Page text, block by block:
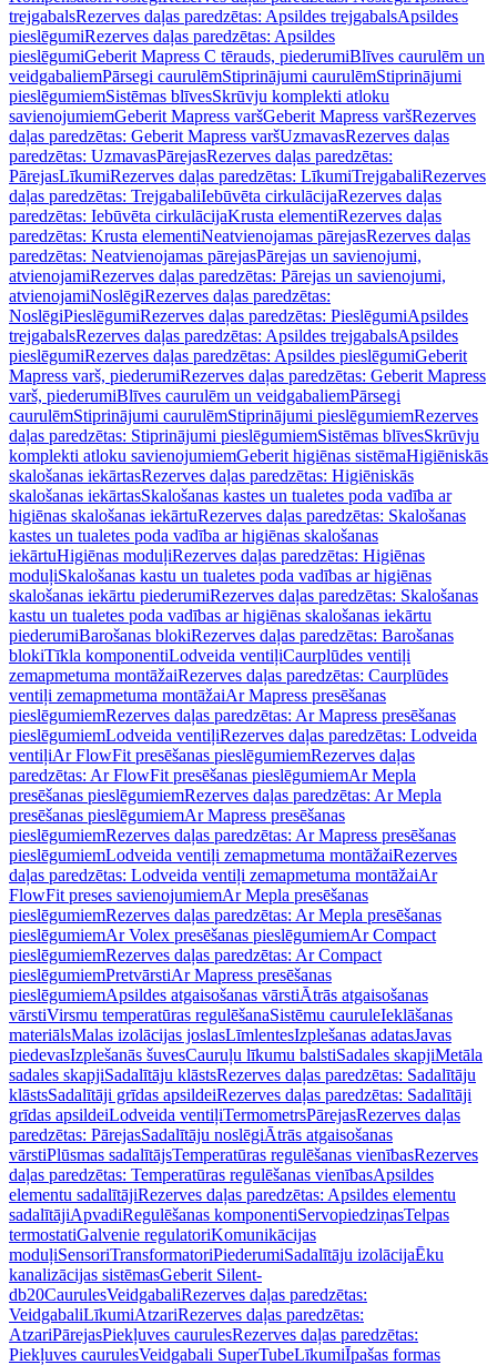
trejgabalsRezerves daļas paredzētas: Apsildes trejgabalsApsildes
pieslēgumiRezerves daļas paredzētas: Apsildes
pieslēgumiGeberit Mapress C tērauds, piederumiBlīves caurulēm un
veidgabaliemPārsegi caurulēmStiprinājumi caurulēmStiprinājumi
pieslēgumiemSistēmas blīvesSkrūvju komplekti atloku
savienojumiemGeberit Mapress varšGeberit Mapress varšRezerves
daļas paredzētas: Geberit Mapress varšUzmavasRezerves daļas
paredzētas: UzmavasPārejasRezerves daļas paredzētas:
PārejasLīkumiRezerves daļas paredzētas: LīkumiTrejgabaliRezerves
daļas paredzētas: TrejgabaliIebūvēta cirkulācijaRezerves daļas
paredzētas: Iebūvēta cirkulācijaKrusta elementiRezerves daļas
paredzētas: Krusta elementiNeatvienojamas pārejasRezerves daļas
paredzētas: Neatvienojamas pārejasPārejas un savienojumi,
atvienojamiRezerves daļas paredzētas: Pārejas un savienojumi,
atvienojamiNoslēgiRezerves daļas paredzētas:
NoslēgiPieslēgumiRezerves daļas paredzētas: PieslēgumiApsildes
trejgabalsRezerves daļas paredzētas: Apsildes trejgabalsApsildes
pieslēgumiRezerves daļas paredzētas: Apsildes pieslēgumiGeberit
Mapress varš, piederumiRezerves daļas paredzētas: Geberit Mapress
varš, piederumiBlīves caurulēm un veidgabaliemPārsegi
caurulēmStiprinājumi caurulēmStiprinājumi pieslēgumiemRezerves
daļas paredzētas: Stiprinājumi pieslēgumiemSistēmas blīvesSkrūvju
komplekti atloku savienojumiemGeberit higiēnas sistēmaHigiēniskās
skalošanas iekārtasRezerves daļas paredzētas: Higiēniskās
skalošanas iekārtasSkalošanas kastes un tualetes poda vadība ar
higiēnas skalošanas iekārtuRezerves daļas paredzētas: Skalošanas
kastes un tualetes poda vadība ar higiēnas skalošanas
iekārtuHigiēnas moduļiRezerves daļas paredzētas: Higiēnas
moduļiSkalošanas kastu un tualetes poda vadības ar higiēnas
skalošanas iekārtu piederumiRezerves daļas paredzētas: Skalošanas
kastu un tualetes poda vadības ar higiēnas skalošanas iekārtu
piederumiBarošanas blokiRezerves daļas paredzētas: Barošanas
blokiTīkla komponentiLodveida ventiļiCaurplūdes ventiļi
zemapmetuma montāžaiRezerves daļas paredzētas: Caurplūdes
ventiļi zemapmetuma montāžaiAr Mapress presēšanas
pieslēgumiemRezerves daļas paredzētas: Ar Mapress presēšanas
pieslēgumiemLodveida ventiļiRezerves daļas paredzētas: Lodveida
ventiļiAr FlowFit presēšanas pieslēgumiemRezerves daļas
paredzētas: Ar FlowFit presēšanas pieslēgumiemAr Mepla
presēšanas pieslēgumiemRezerves daļas paredzētas: Ar Mepla
presēšanas pieslēgumiemAr Mapress presēšanas
pieslēgumiemRezerves daļas paredzētas: Ar Mapress presēšanas
pieslēgumiemLodveida ventiļi zemapmetuma montāžaiRezerves
daļas paredzētas: Lodveida ventiļi zemapmetuma montāžaiAr
FlowFit preses savienojumiemAr Mepla presēšanas
pieslēgumiemRezerves daļas paredzētas: Ar Mepla presēšanas
pieslēgumiemAr Volex presēšanas pieslēgumiemAr Compact
pieslēgumiemRezerves daļas paredzētas: Ar Compact
pieslēgumiemPretvārstiAr Mapress presēšanas
pieslēgumiemApsildes atgaisošanas vārstiĀtrās atgaisošanas
vārstiVirsmu temperatūras regulēšanaSistēmu cauruleIeklāšanas
materiālsMalas izolācijas joslasLīmlentesIzplešanas adatasJavas
piedevasIzplešanās šuvesCauruļu līkumu balstiSadales skapjiMetāla
sadales skapjiSadalītāju klāstsRezerves daļas paredzētas: Sadalītāju
klāstsSadalītāji grīdas apsildeiRezerves daļas paredzētas: Sadalītāji
grīdas apsildeiLodveida ventiļiTermometrsPārejasRezerves daļas
paredzētas: PārejasSadalītāju noslēgiĀtrās atgaisošanas
vārstiPlūsmas sadalītājsTemperatūras regulēšanas vienībasRezerves
daļas paredzētas: Temperatūras regulēšanas vienībasApsildes
elementu sadalītājiRezerves daļas paredzētas: Apsildes elementu
sadalītājiApvadiRegulēšanas komponentiServopiedziņasTelpas
termostatiGalvenie regulatoriKomunikācijas
moduļiSensoriTransformatoriPiederumiSadalītāju izolācijaĒku
kanalizācijas sistēmasGeberit Silent-
db20CaurulesVeidgabaliRezerves daļas paredzētas:
VeidgabaliLīkumiAtzariRezerves daļas paredzētas:
AtzariPārejasPiekļuves caurulesRezerves daļas paredzētas:
Piekļuves caurulesVeidgabali SuperTubeLīkumiĪpašas formas